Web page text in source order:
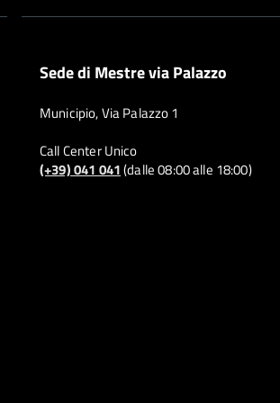
Sede di Mestre via Palazzo
Municipio, Via Palazzo 1
Call Center Unico
(+39) 041 041(dalle 08:00 alle 18:00)